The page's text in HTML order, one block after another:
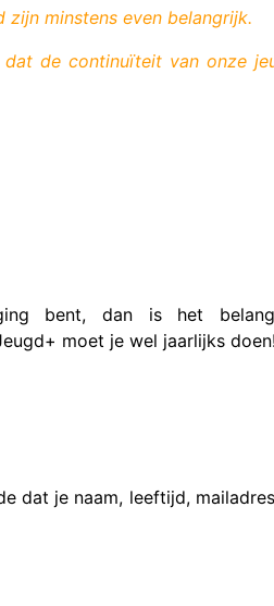
minstens even belangrijk.
de continuïteit van onze
bent, dan is het
moet je wel jaarlijks
dat je naam, leeftijd,